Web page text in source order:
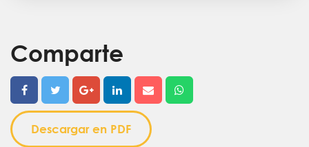
Comparte
Descargar en PDF